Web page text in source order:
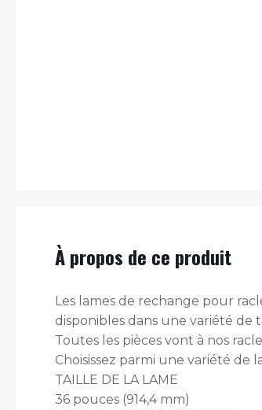
À propos de ce produit
Les lames de rechange pour
disponibles dans une variété de
Toutes les pièces vont à nos
Choisissez parmi une variété de
TAILLE DE LA LAME
36 pouces (914,4 mm)